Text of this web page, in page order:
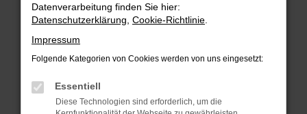
Überprüfe deine Firewall und deine
Laden andere Webseiten, zum Beispiel deine
Suchmaschine?
Prüfe deine Browsererweiterungen.
Manche Erweiterungen, wie Werbeblocker,
können das Laden bestimmter Seiten
Datenverarbeitung finden Sie hier:
Datenschutzerklärung Cookie-Richtlinie
Impressum
Folgende Kategorien von Cookies werden von uns eingesetzt:
Essentiell
Diese Technologien sind erforderlich, um die